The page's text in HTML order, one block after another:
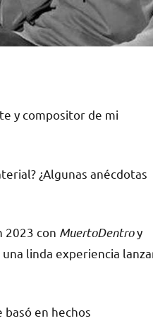
y compositor de mi
¿Algunas anécdotas
2023 con MuertoDentroy
linda experiencia
basó en hechos